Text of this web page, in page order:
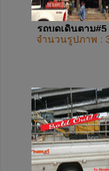
รถบดเดินตาม#5
จำนวนรูปภาพ :